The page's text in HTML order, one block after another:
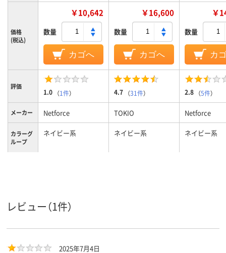
価格
(税込)
￥10,642
数量
カゴへ
￥16,600
数量
カゴへ
￥
数量
カ
評価
1.0 （1件） 4.7 （31件） 2.8 （5件）
メーカー Netforce TOKIO Netforce
カラーグ
ループ
ネイビー系 ネイビー系 ネイビー系
レビュー（1件）
2025年7月4日